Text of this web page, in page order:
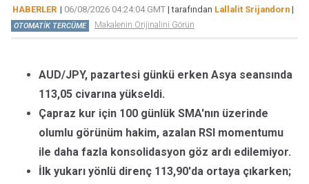
HABERLER | 06/08/2026 04:24:04 GMT | tarafından Lallalit Srijandorn |
OTOMATİK TERCÜME Makalenin Orijinalini Görün
AUD/JPY, pazartesi günkü erken Asya seansında
113,05 civarına yükseldi.
Çapraz kur için 100 günlük SMA'nın üzerinde
olumlu görünüm hakim, azalan RSI momentumu
ile daha fazla konsolidasyon göz ardı edilemiyor.
İlk yukarı yönlü direnç 113,90'da ortaya çıkarken;